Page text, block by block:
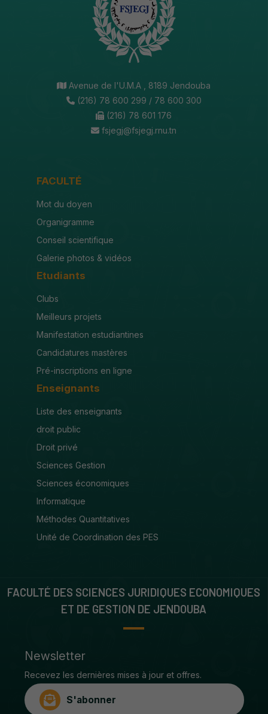
Avenue de l'U.M.A , 8189 Jendouba
(216) 78 600 299 / 78 600 300
(216) 78 601 176
fsjegj@fsjegj.rnu.tn
FACULTÉ
Mot du doyen
Organigramme
Conseil scientifique
Galerie photos & vidéos
Etudiants
Clubs
Meilleurs projets
Manifestation estudiantines
Candidatures mastères
Pré-inscriptions en ligne
Enseignants
Liste des enseignants
droit public
Droit privé
Sciences Gestion
Sciences économiques
Informatique
Méthodes Quantitatives
Unité de Coordination des PES
FACULTÉ DES SCIENCES JURIDIQUES ECONOMIQUES
ET DE GESTION DE JENDOUBA
Newsletter
Recevez les dernières mises à jour et offres.
S'abonner